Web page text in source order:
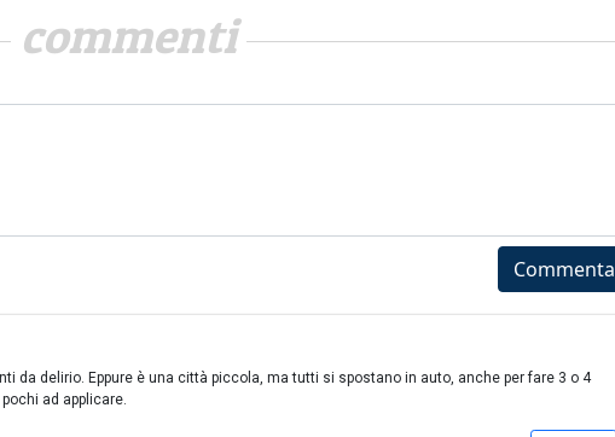
commenti
Commenta
da delirio. Eppure è una città piccola, ma tutti si spostano in auto, anche per fare 3 o 4
ad applicare.